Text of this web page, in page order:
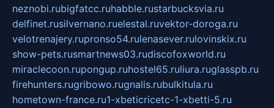
neznobi.rubigfatcc.ruhabble.rustarbucksvia.ru
delfinet.rusilvernano.ruelestal.ruvektor-doroga.ru
velotrenajery.rupronso54.rulenasever.rulovinskix.ru
show-pets.rusmartnews03.rudiscofoxworld.ru
miraclecoon.rupongup.ruhostel65.ruliura.ruglasspb.ru
firehunters.rugribowo.rugnalis.rubulkitula.ru
hometown-france.ru1-xbeticricetc-1-xbetti-5.ru